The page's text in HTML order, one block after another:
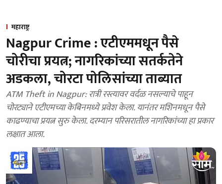
महाराष्ट्र
Nagpur Crime : एटीएममधून पैसे
चोरीचा प्रयत्न; नागरिकांच्या सतर्कतेने
अडकला, चोरटा पोलिसांच्या ताब्यात
ATM Theft in Nagpur: रात्री रस्त्यावर वर्दळ नसल्याचे पाहून
चोरट्याने एटीएमच्या केबिनमध्ये प्रवेश केला. यानंतर मशिनमधून पैसे
काढण्याचा प्रयत्न सुरु केला. दरम्यान परिसरातील नागरिकांच्या हा प्रकार
लक्षात आला.